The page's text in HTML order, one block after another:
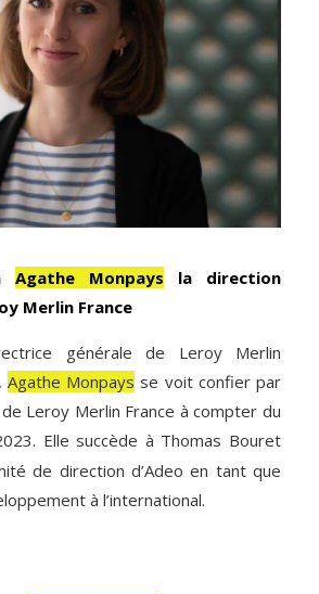
Agathe Monpays la direction
Merlin France
générale de Leroy Merlin
Agathe Monpays se voit confier par
Leroy Merlin France à compter du
Elle succède à Thomas Bouret
de direction d’Adeo en tant que
à l’international.